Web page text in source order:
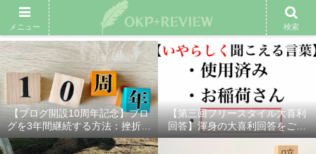
雑記ブログ プロフィール 余興動画 ベスト大喜利 スポ
【ブログ開設10周年記念】ブロ
グを3年間継続する方法：挫折し
ないための7つの秘訣
【第三回フリースタイル大喜利
回答】渾身の大喜利回答をご紹
介！
メニュー 検索